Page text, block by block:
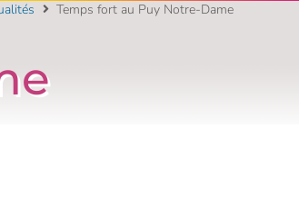
Temps fort au Puy Notre-Dame